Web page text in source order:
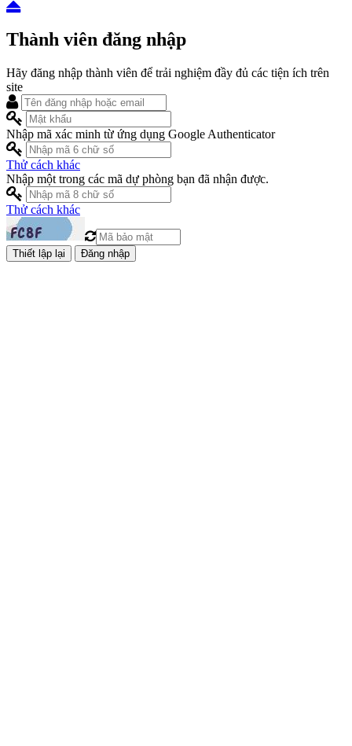
Thành viên đăng nhập
Hãy đăng nhập thành viên để trải nghiệm đầy đủ các tiện ích trên
site
Nhập mã xác minh từ ứng dụng Google Authenticator
Thử cách khác
Nhập một trong các mã dự phòng bạn đã nhận được.
Thử cách khác
Đăng nhập